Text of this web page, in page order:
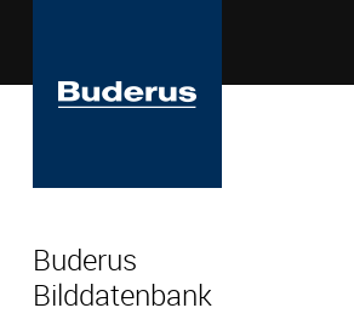
Buderus
Bilddatenbank